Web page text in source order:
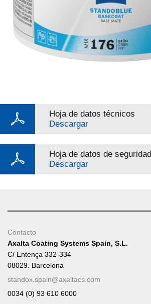
Hoja de datos técnicos
Descargar
Hoja de datos de seguridad
Descargar
Contacto
Axalta Coating Systems Spain, S.L.
C/ Entença 332-334
08029. Barcelona
standox.spain@axaltacs.com
0034 (0) 93 610 6000